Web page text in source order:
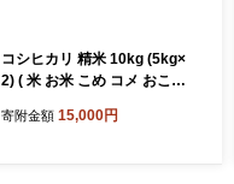
コシヒカリ 精米 10kg (5kg×
2) ( 米 お米 こめ コメ おこめ
カリ 令和7年産コシヒカリ 松
寄附金額 15,000円